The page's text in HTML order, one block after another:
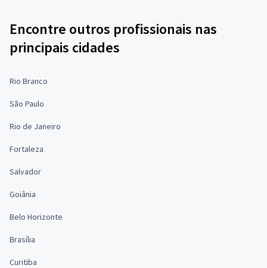
Encontre outros profissionais nas
principais cidades
Rio Branco
São Paulo
Rio de Janeiro
Fortaleza
Salvador
Goiânia
Belo Horizonte
Brasília
Curitiba